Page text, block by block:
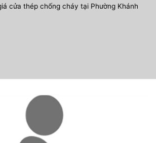
cửa thép chống cháy tại Phường Khánh